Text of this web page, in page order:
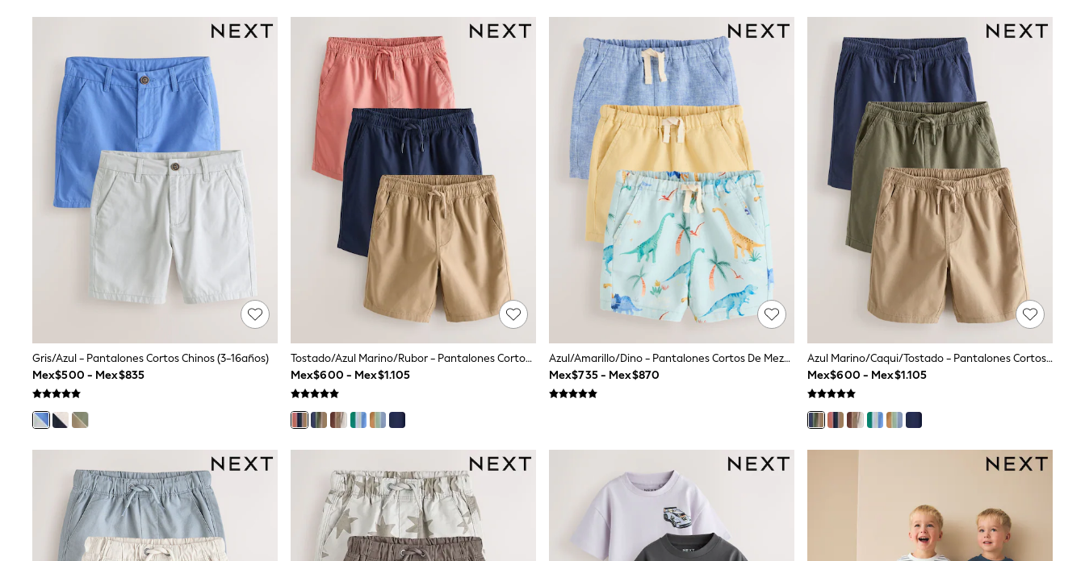
Swim
0-2 Years
3-5 Years
6-8 Years
9-11 Years
12-14 Years
15+ Years
All Boy's New In
Boys' New In
Trending: Top & Short Sets
Trending: Clogs
Toy Story
Pokemon
Spiderman
THE SET
Babygrows & Sleepsuits
Jeans
Joggers
Knitwear
Nightwear & Pyjamas
Sets & Outfits
Shorts
Sportswear
Suits & Waistcoats
Sweatshirts & Hoodies
Swimwear
T-Shirts
Tops
Gris/Azul - Pantalones Cortos Chinos (3-16años)
Mex$500 - Mex$835
Tostado/Azul Marino/Rubor - Pantalones Cortos (3-16 Años)
Mex$600 - Mex$1.105
Azul/Amarillo/Dino - Pantalones Cortos De Mezcla De Lino 3 Paquete (3meses -7años)
Mex$735 - Mex$870
Azul Marino/caqui/Tostado - Pantalones Cortos (3-16 Años)
Mex$600 - Mex$1.105